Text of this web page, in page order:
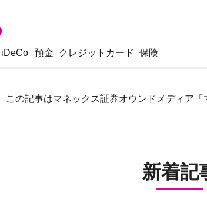
iDeCo 預金 クレジットカード 保険
この記事はマネックス証券オウンドメディア「
新着記